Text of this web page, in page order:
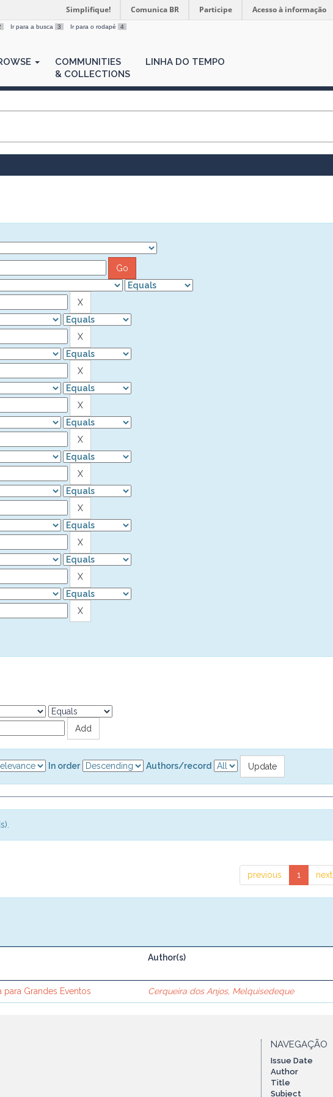
Simplifique! Comunica BR Participe Acesso à informação
Ir para a busca 3 Ir para o rodapé 4
COMMUNITIES
& COLLECTIONS
LINHA DO TEMPO
In order Authors/record
previous 1 next
Author(s)
para Grandes Eventos Cerqueira dos Anjos, Melquisedeque
NAVEGAÇÃO
Issue Date
Author
Title
Subject